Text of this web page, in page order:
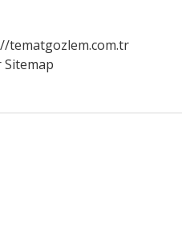
tematgozlem.com.tr
Sitemap